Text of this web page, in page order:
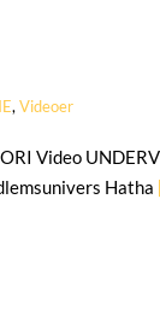
,Videoer
Video
Hatha